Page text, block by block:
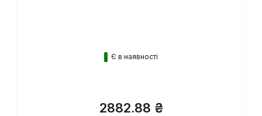
Є в наявності
2882.88 ₴